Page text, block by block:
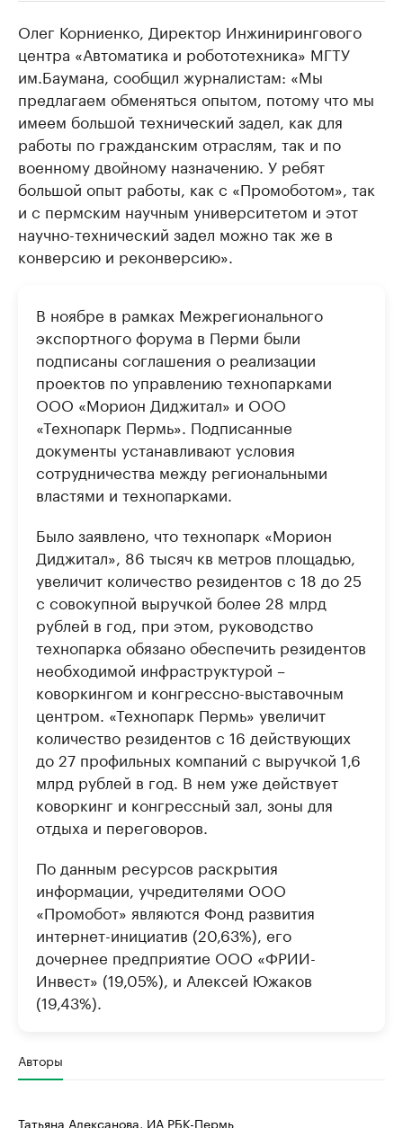
Крупнейшие производители и
продавцы медийной продукции
Ознакомьтесь с информацией в каталоге
Страховые
Посмотрите в
Олег Корниенко, Директор Инжинирингового
центра «Автоматика и робототехника» МГТУ
им.Баумана, сообщил журналистам: «Мы
предлагаем обменяться опытом, потому что мы
имеем большой технический задел, как для
работы по гражданским отраслям, так и по
военному двойному назначению. У ребят
большой опыт работы, как с «Промоботом», так
и с пермским научным университетом и этот
научно-технический задел можно так же в
конверсию и реконверсию».
В ноябре в рамках Межрегионального
экспортного форума в Перми были
подписаны соглашения о реализации
проектов по управлению технопарками
ООО «Морион Диджитал» и ООО
«Технопарк Пермь». Подписанные
документы устанавливают условия
сотрудничества между региональными
властями и технопарками.
Было заявлено, что технопарк «Морион
Диджитал», 86 тысяч кв метров площадью,
увеличит количество резидентов с 18 до 25
с совокупной выручкой более 28 млрд
рублей в год, при этом, руководство
технопарка обязано обеспечить резидентов
необходимой инфраструктурой –
коворкингом и конгрессно-выставочным
центром. «Технопарк Пермь» увеличит
количество резидентов с 16 действующих
до 27 профильных компаний с выручкой 1,6
млрд рублей в год. В нем уже действует
коворкинг и конгрессный зал, зоны для
отдыха и переговоров.
По данным ресурсов раскрытия
информации, учредителями ООО
«Промобот» являются Фонд развития
интернет-инициатив (20,63%), его
дочернее предприятие ООО «ФРИИ-
Инвест» (19,05%), и Алексей Южаков
(19,43%).
Авторы
Татьяна Алексанова, ИА РБК-Пермь